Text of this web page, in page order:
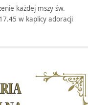
każdej mszy św.
w kaplicy adoracji